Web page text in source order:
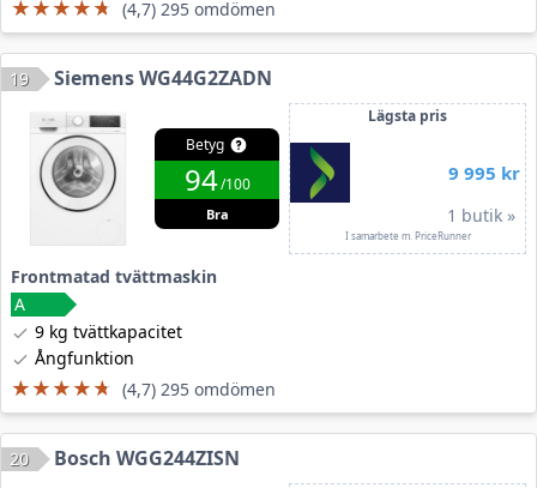
★★★★★
★★★★★ (4,7) 295 omdömen
19 Siemens WG44G2ZADN
Betyg
94/100
Bra
Lägsta pris
9 995 kr
1 butik »
I samarbete m. PriceRunner
Frontmatad tvättmaskin
9 kg tvättkapacitet
Ångfunktion
★★★★★
★★★★★ (4,7) 295 omdömen
20 Bosch WGG244ZISN